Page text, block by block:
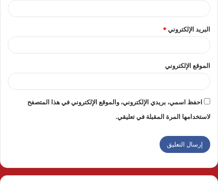
البريد الإلكتروني*
الموقع الإلكتروني
احفظ اسمي، بريدي الإلكتروني، والموقع الإلكتروني في هذا المتصفح
لاستخدامها المرة المقبلة في تعليقي.